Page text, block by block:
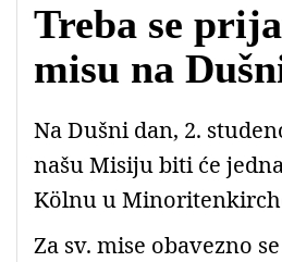
Treba se
misu na
Na Dušni dan, 2.
našu Misiju biti će
Kölnu u
Za sv. mise obavezno